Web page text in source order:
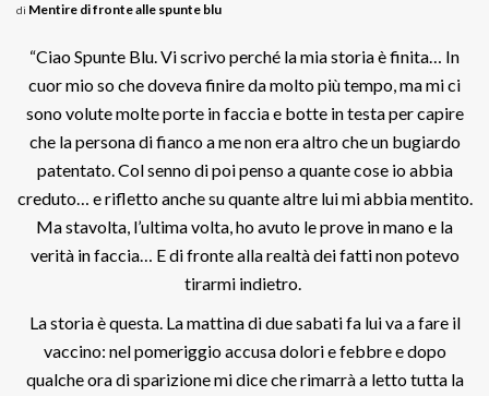
di Mentire di fronte alle spunte blu
“Ciao Spunte Blu. Vi scrivo perché la mia storia è finita… In
cuor mio so che doveva finire da molto più tempo, ma mi ci
sono volute molte porte in faccia e botte in testa per capire
che la persona di fianco a me non era altro che un bugiardo
patentato. Col senno di poi penso a quante cose io abbia
creduto… e rifletto anche su quante altre lui mi abbia mentito.
Ma stavolta, l’ultima volta, ho avuto le prove in mano e la
verità in faccia… E di fronte alla realtà dei fatti non potevo
tirarmi indietro.
La storia è questa. La mattina di due sabati fa lui va a fare il
vaccino: nel pomeriggio accusa dolori e febbre e dopo
qualche ora di sparizione mi dice che rimarrà a letto tutta la